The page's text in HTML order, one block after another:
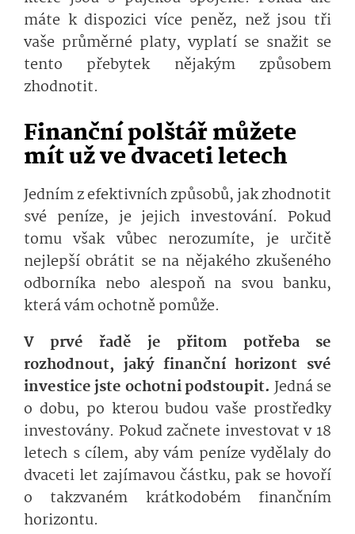
máte k dispozici více peněz, než jsou tři
vaše průměrné platy, vyplatí se snažit se
tento přebytek nějakým způsobem
zhodnotit.
Finanční polštář můžete
mít už ve dvaceti letech
Jedním z efektivních způsobů, jak zhodnotit
své peníze, je jejich investování. Pokud
tomu však vůbec nerozumíte, je určitě
nejlepší obrátit se na nějakého zkušeného
odborníka nebo alespoň na svou banku,
která vám ochotně pomůže.
V prvé řadě je přitom potřeba se
rozhodnout, jaký finanční horizont své
investice jste ochotni podstoupit. Jedná se
o dobu, po kterou budou vaše prostředky
investovány. Pokud začnete investovat v 18
letech s cílem, aby vám peníze vydělaly do
dvaceti let zajímavou částku, pak se hovoří
o takzvaném krátkodobém finančním
horizontu.